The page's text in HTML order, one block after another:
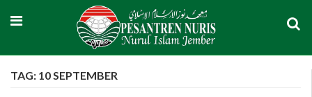
TAG: 10 SEPTEMBER